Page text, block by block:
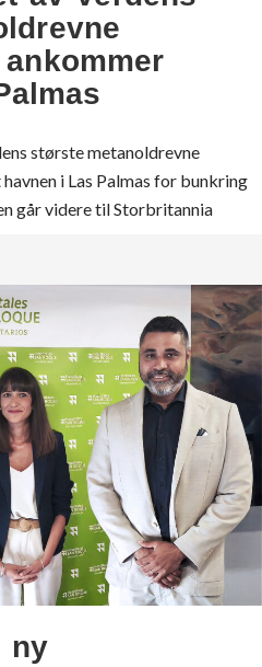
største metanoldrevne
i Las Palmas for bunkring
går videre til Storbritannia
ny